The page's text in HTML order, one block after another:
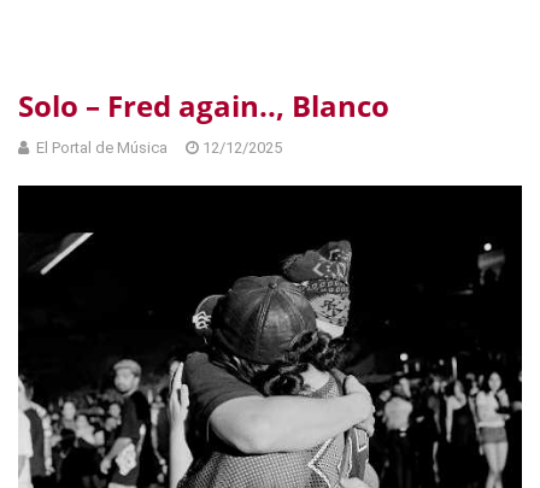
Solo – Fred again.., Blanco
El Portal de Música 12/12/2025